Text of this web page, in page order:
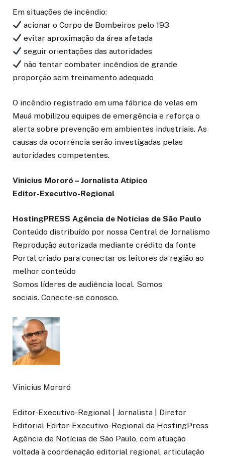
Em situações de incêndio:
acionar o Corpo de Bombeiros pelo 193
evitar aproximação da área afetada
seguir orientações das autoridades
não tentar combater incêndios de grande
proporção sem treinamento adequado
O incêndio registrado em uma fábrica de velas em
Mauá mobilizou equipes de emergência e reforça o
alerta sobre prevenção em ambientes industriais. As
causas da ocorrência serão investigadas pelas
autoridades competentes.
Vinicius Mororó – Jornalista Atípico
Editor-Executivo-Regional
HostingPRESS Agência de Notícias de São Paulo
Conteúdo distribuído por nossa Central de Jornalismo
Reprodução autorizada mediante crédito da fonte
Portal criado para conectar os leitores da região ao
melhor conteúdo
Somos líderes de audiência local. Somos
sociais. Conecte-se conosco.
Vinicius Mororó
Editor-Executivo-Regional | Jornalista | Diretor
Editorial Editor-Executivo-Regional da HostingPress
Agência de Notícias de São Paulo, com atuação
voltada à coordenação editorial regional, articulação